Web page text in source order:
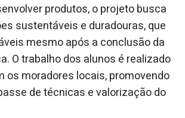
produtos, o projeto busca
sustentáveis e duradouras, que
mesmo após a conclusão da
O trabalho dos alunos é realizado
os moradores locais, promovendo
de técnicas e valorização do